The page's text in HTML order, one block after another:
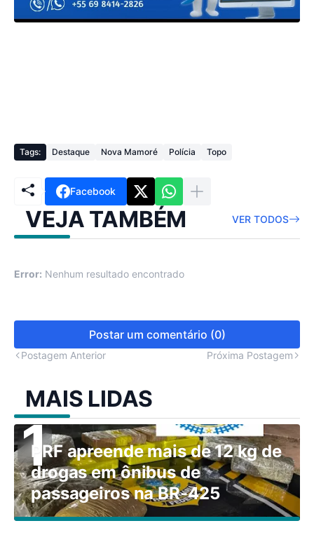
Tags: Destaque Nova Mamoré Polícia Topo
Facebook
VEJA TAMBÉM VER TODOS
Error: Nenhum resultado encontrado
Postar um comentário (0)
Postagem Anterior Próxima Postagem
MAIS LIDAS
PRF apreende mais de 12 kg de
drogas em ônibus de
passageiros na BR-425